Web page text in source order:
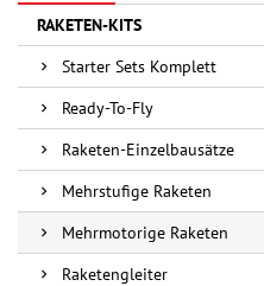
RAKETEN-KITS
Starter Sets Komplett
Ready-To-Fly
Raketen-Einzelbausätze
Mehrstufige Raketen
Mehrmotorige Raketen
Raketengleiter